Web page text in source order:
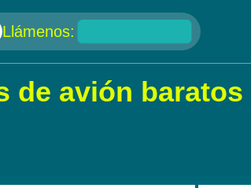
Llámenos:
avión